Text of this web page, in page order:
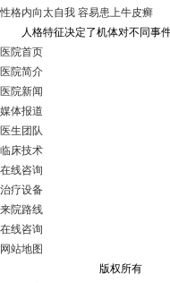
性格内向太自我 容易患上牛皮癣
人格特征决定了机体对不同事件
医院首页
医院简介
医院新闻
媒体报道
医生团队
临床技术
在线咨询
治疗设备
来院路线
在线咨询
网站地图
版权所有